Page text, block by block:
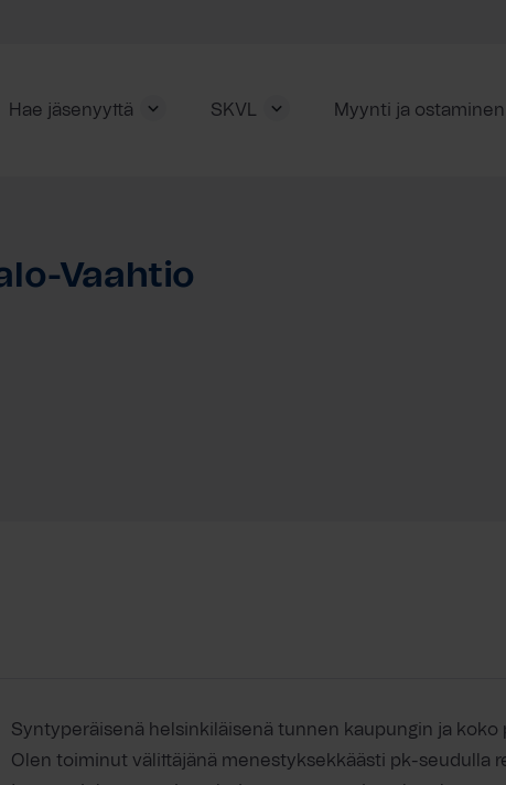
Hae jäsenyyttä SKVL Myynti ja ostaminen
Vaahtio
Syntyperäisenä helsinkiläisenä tunnen kaupungin ja
Olen toiminut välittäjänä menestyksekkäästi pk-seudulla